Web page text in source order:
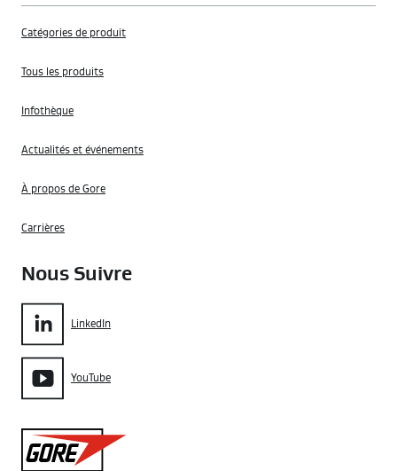
Catégories de produit
Tous les produits
Infothèque
Actualités et événements
À propos de Gore
Carrières
Nous Suivre
LinkedIn
YouTube
Gore